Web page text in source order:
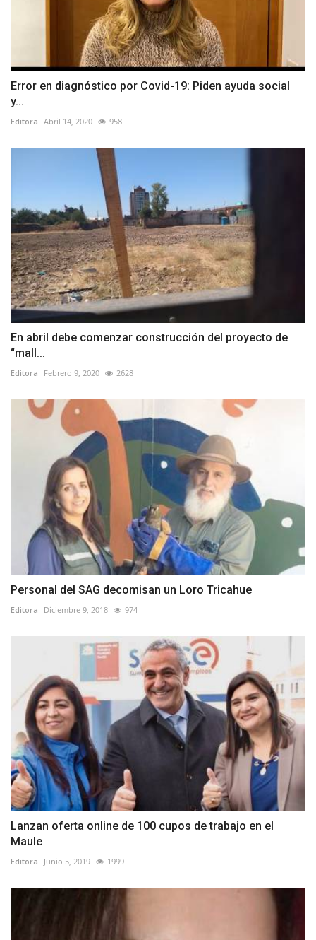
Error en diagnóstico por Covid-19: Piden ayuda social
y...
Editora Abril 14, 2020 958
En abril debe comenzar construcción del proyecto de
“mall...
Editora Febrero 9, 2020 2628
Personal del SAG decomisan un Loro Tricahue
Editora Diciembre 9, 2018 974
Lanzan oferta online de 100 cupos de trabajo en el
Maule
Editora Junio 5, 2019 1999